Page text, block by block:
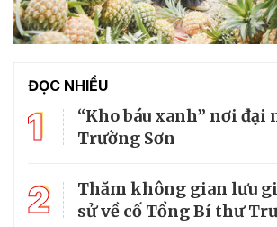
ĐỌC NHIỀU
1
“Kho báu xanh” nơi đại
Trường Sơn
2
Thăm không gian lưu
sử về cố Tổng Bí thư